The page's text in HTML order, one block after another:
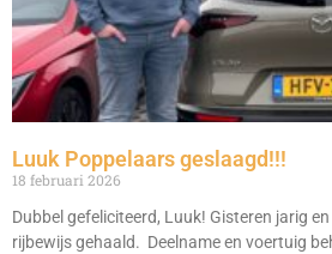
Luuk Poppelaars geslaagd!!!
18 februari 2026
Dubbel gefeliciteerd, Luuk! Gisteren jarig
rijbewijs gehaald. Deelname en voertuig